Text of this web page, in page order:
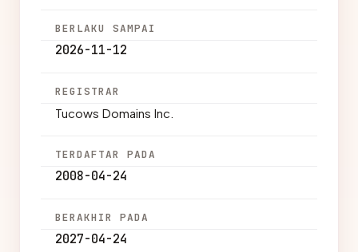
BERLAKU SAMPAI
2026-11-12
REGISTRAR
Tucows Domains Inc.
TERDAFTAR PADA
2008-04-24
BERAKHIR PADA
2027-04-24